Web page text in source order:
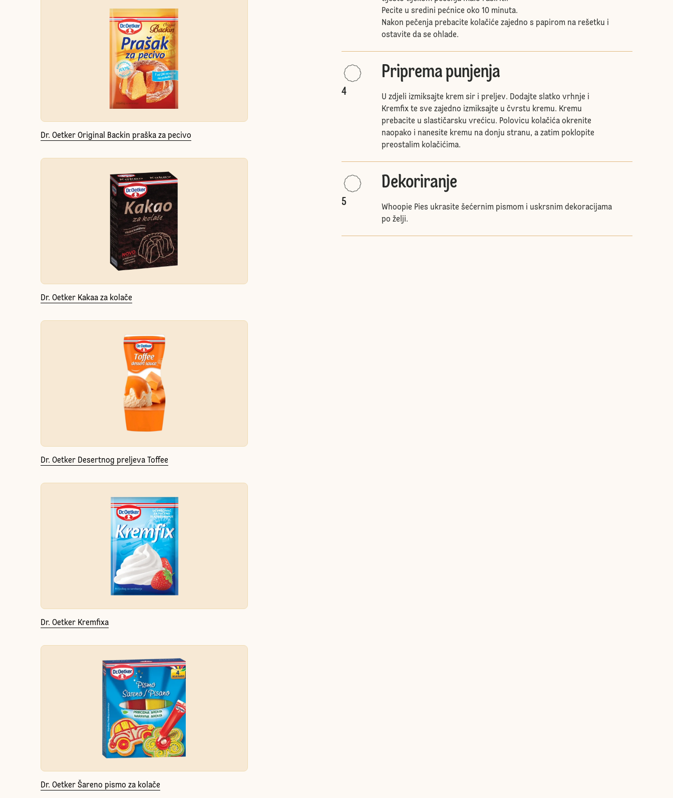
Dr. Oetker Original Backin praška za pecivo
Dr. Oetker Kakaa za kolače
Dr. Oetker Desertnog preljeva Toffee
Dr. Oetker Kremfixa
Dr. Oetker Šareno pismo za kolače
Pecite u sredini pećnice oko 10 minuta.
Nakon pečenja prebacite kolačiće zajedno s papirom na rešetku i
ostavite da se ohlade.
4
Priprema punjenja
U zdjeli izmiksajte krem sir i preljev. Dodajte slatko vrhnje i
Kremfix te sve zajedno izmiksajte u čvrstu kremu. Kremu
prebacite u slastičarsku vrećicu. Polovicu kolačića okrenite
naopako i nanesite kremu na donju stranu, a zatim poklopite
preostalim kolačićima.
5
Dekoriranje
Whoopie Pies ukrasite šećernim pismom i uskrsnim dekoracijama
po želji.